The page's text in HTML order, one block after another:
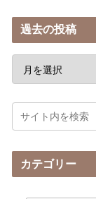
過去の投稿
カテゴリー